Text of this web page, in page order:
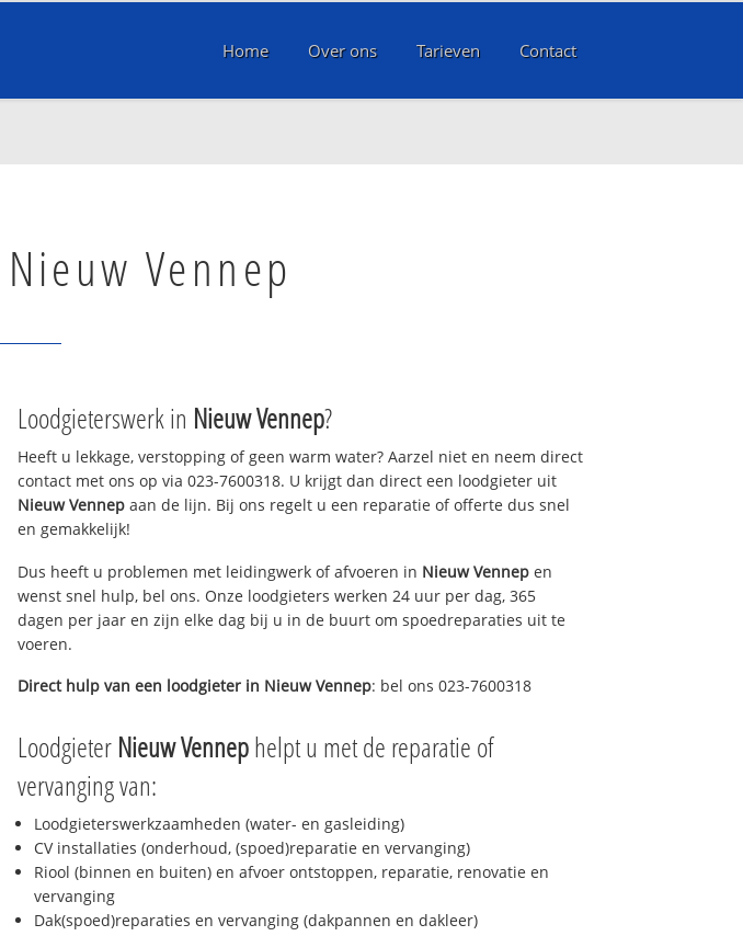
Home Over ons Tarieven Contact
Vennep
Loodgieterswerk in Nieuw Vennep?
Heeft u lekkage, verstopping of geen warm water? Aarzel niet en neem direct
contact met ons op via 023-7600318. U krijgt dan direct een loodgieter uit
Nieuw Vennep aan de lijn. Bij ons regelt u een reparatie of offerte dus snel
en gemakkelijk!
Dus heeft u problemen met leidingwerk of afvoeren in Nieuw Vennep en
wenst snel hulp, bel ons. Onze loodgieters werken 24 uur per dag, 365
dagen per jaar en zijn elke dag bij u in de buurt om spoedreparaties uit te
voeren.
Direct hulp van een loodgieter in Nieuw Vennep: bel ons 023-7600318
Loodgieter Nieuw Vennephelpt u met de reparatie of
vervanging van:
Loodgieterswerkzaamheden (water- en gasleiding)
CV installaties (onderhoud, (spoed)reparatie en vervanging)
Riool (binnen en buiten) en afvoer ontstoppen, reparatie, renovatie en
vervanging
Dak(spoed)reparaties en vervanging (dakpannen en dakleer)